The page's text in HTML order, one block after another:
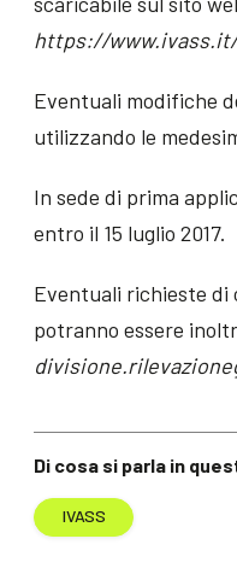
Di cosa si parla in
IVASS
https://
Eventuali modifiche
utilizzando le
In sede di prima
entro il 15 luglio 2017.
Eventuali richieste di
potranno essere